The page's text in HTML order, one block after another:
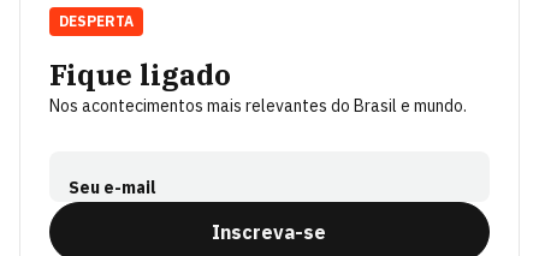
Fique ligado
Nos acontecimentos mais relevantes do Brasil e mundo.
Seu e-mail
Inscreva-se
DESPERTA